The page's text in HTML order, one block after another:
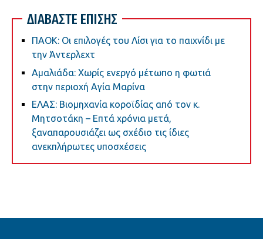
ΔΙΑΒΑΣΤΕ ΕΠΙΣΗΣ
ΠΑΟΚ: Οι επιλογές του Λίσι για το παιχνίδι με
την Άντερλεχτ
Αμαλιάδα: Χωρίς ενεργό μέτωπο η φωτιά
στην περιοχή Αγία Μαρίνα
ΕΛΑΣ: Βιομηχανία κοροϊδίας από τον κ.
Μητσοτάκη – Επτά χρόνια μετά,
ξαναπαρουσιάζει ως σχέδιο τις ίδιες
ανεκπλήρωτες υποσχέσεις